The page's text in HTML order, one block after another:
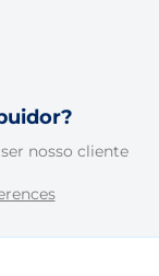
nosso cliente